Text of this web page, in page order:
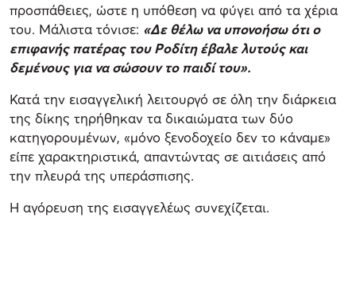
προσπάθειες, ώστε η υπόθεση να φύγει από τα χέρια
του. Μάλιστα τόνισε: «Δε θέλω να υπονοήσω ότι ο
επιφανής πατέρας του Ροδίτη έβαλε λυτούς και
δεμένους για να σώσουν το παιδί του».
Κατά την εισαγγελική λειτουργό σε όλη την διάρκεια
της δίκης τηρήθηκαν τα δικαιώματα των δύο
κατηγορουμένων, «μόνο ξενοδοχείο δεν το κάναμε»
είπε χαρακτηριστικά, απαντώντας σε αιτιάσεις από
την πλευρά της υπεράσπισης.
Η αγόρευση της εισαγγελέως συνεχίζεται.